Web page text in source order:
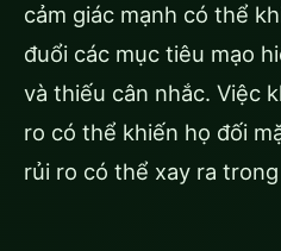
cảm giác mạnh có thể
đuổi các mục tiêu mạo
và thiếu cân nhắc. Việc
ro có thể khiến họ đối
rủi ro có thể xay ra